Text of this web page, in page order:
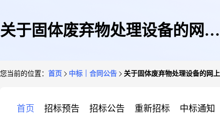
关于固体废弃物处理设备的网上
您当前的位置： 首页 中标｜合同公告 关于固体废弃物处理设备的网
首页 招标预告 招标公告 重新招标 中标通知